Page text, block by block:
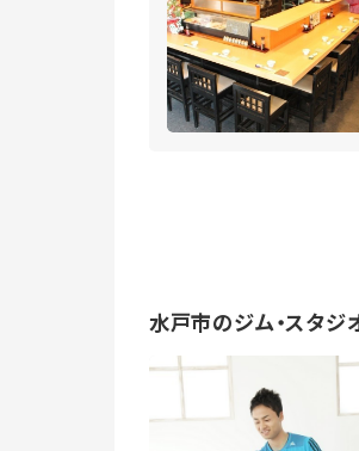
水戸市のジム・スタジ